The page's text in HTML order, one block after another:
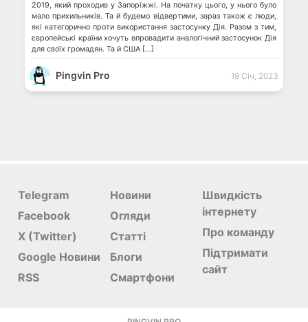
2019, який проходив у Запоріжжі. На початку цього, у нього було
мало прихильників. Та й будемо відвертими, зараз також є люди,
які категорично проти використання застосунку Дія. Разом з тим,
європейські країни хочуть впровадити аналогічний застосунок Дія
для своїх громадян. Та й США […]
Pingvin Pro 19 Січ, 2023
Telegram
Facebook
X (Twitter)
Google Новини
RSS
Новини
Огляди
Статті
Блоги
Смартфони
Швидкість
інтернету
Про команду
Підтримати
сайт